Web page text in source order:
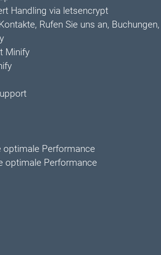
Handling via letsencrypt
Rufen Sie uns an, Buchungen,
Minify
optimale Performance
optimale Performance